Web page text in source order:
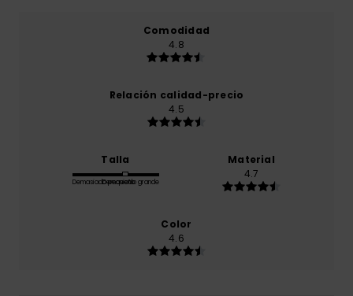
Comodidad
4.8
Relación calidad-precio
4.5
Talla
Demasiado pequeño
Demasiado grande
Material
4.7
Color
4.6